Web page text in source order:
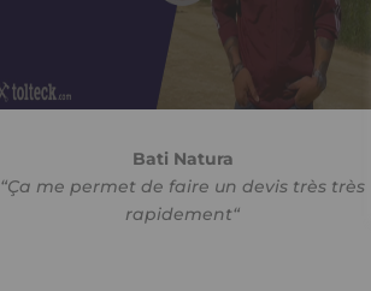
Bati Natura
“Ça me permet de faire un devis très très
rapidement“